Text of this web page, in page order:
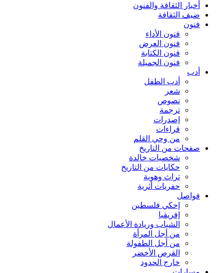
أخبار الثقافة والفنون
ضيف الثقافة
فنون
فنون الأداء
فنون العرض
فنون الكتابة
فنون الجميلة
أدب
أدب الطفل
شعر
نصوص
ترجمة
إصدرات
قراءات
من وحي القلم
صفحات من التاريخ
شخصيات خالدة
حكايات من التاريخ
تراث وهوية
حفريات أثرية
فواصل
إحكي فلسطين
إفريقيا
الشباب وريادة الأعمال
من أجل المرأة
من أجل الطفولة
القرص الأخضر
خارج الحدود